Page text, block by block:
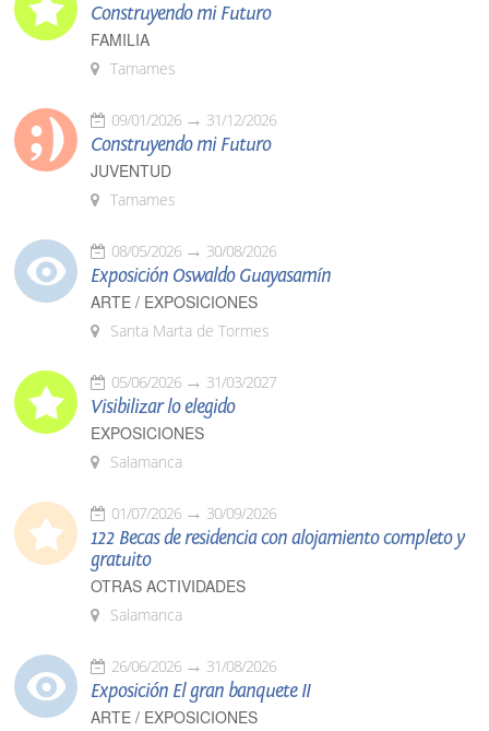
Construyendo mi Futuro
FAMILIA
Tamames
09/01/2026 31/12/2026
Construyendo mi Futuro
JUVENTUD
Tamames
08/05/2026 30/08/2026
Exposición Oswaldo Guayasamín
ARTE / EXPOSICIONES
Santa Marta de Tormes
05/06/2026 31/03/2027
Visibilizar lo elegido
EXPOSICIONES
Salamanca
01/07/2026 30/09/2026
122 Becas de residencia con alojamiento completo y
gratuito
OTRAS ACTIVIDADES
Salamanca
26/06/2026 31/08/2026
Exposición El gran banquete II
ARTE / EXPOSICIONES